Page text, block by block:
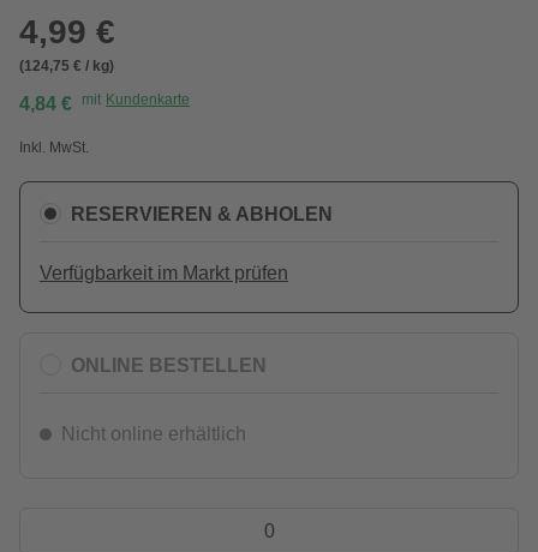
4,99 €
(124,75 € / kg)
4,84 € mit Kundenkarte
Inkl. MwSt.
RESERVIEREN & ABHOLEN
Verfügbarkeit im Markt prüfen
ONLINE BESTELLEN
Nicht online erhältlich